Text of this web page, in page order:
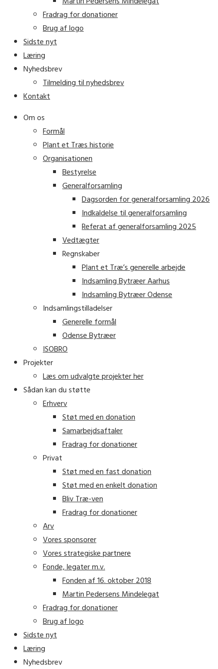
Fradrag for donationer
Brug af logo
Sidste nyt
Læring
Nyhedsbrev
Tilmelding til nyhedsbrev
Kontakt
Om os
Formål
Plant et Træs historie
Organisationen
Bestyrelse
Generalforsamling
Dagsorden for generalforsamling 2026
Indkaldelse til generalforsamling
Referat af generalforsamling 2025
Vedtægter
Regnskaber
Plant et Træ’s generelle arbejde
Indsamling Bytræer Aarhus
Indsamling Bytræer Odense
Indsamlingstilladelser
Generelle formål
Odense Bytræer
ISOBRO
Projekter
Læs om udvalgte projekter her
Sådan kan du støtte
Erhverv
Støt med en donation
Samarbejdsaftaler
Fradrag for donationer
Privat
Støt med en fast donation
Støt med en enkelt donation
Bliv Træ-ven
Fradrag for donationer
Arv
Vores sponsorer
Vores strategiske partnere
Fonde, legater m.v.
Fonden af 16. oktober 2018
Martin Pedersens Mindelegat
Fradrag for donationer
Brug af logo
Sidste nyt
Læring
Nyhedsbrev